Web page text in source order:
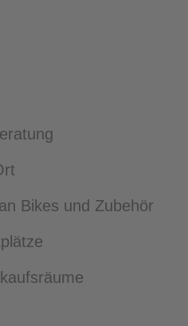
Bikes und Zubehör